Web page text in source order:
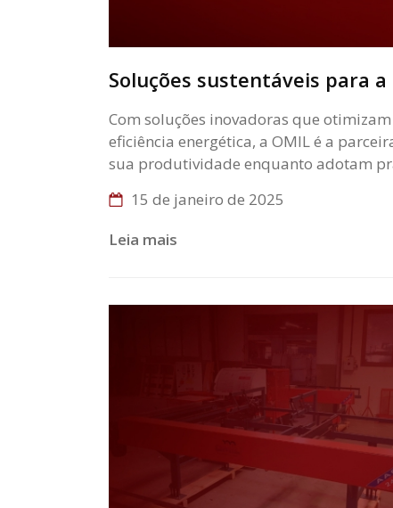
Soluções sustentáveis para
Com soluções inovadoras que
eficiência energética, a OMIL é a
sua produtividade enquanto adotam
15 de janeiro de 2025
Leia mais